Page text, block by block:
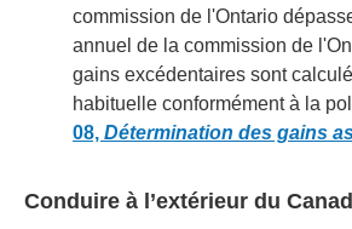
commission de l'Ontario
annuel de la commission de
gains excédentaires sont
habituelle conformément à la
08, Détermination des gains
Conduire à l’extérieur du